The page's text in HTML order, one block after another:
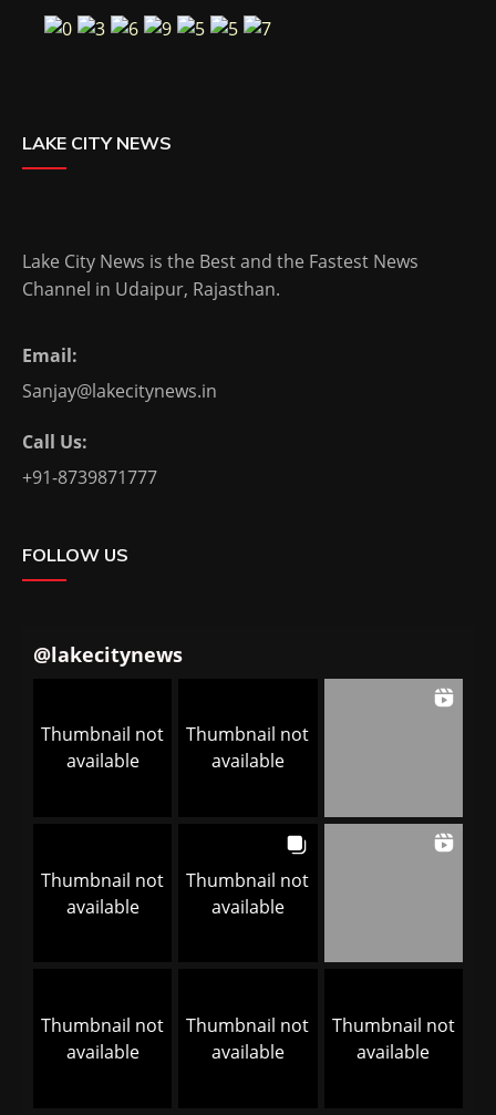
LAKE CITY NEWS
Lake City News is the Best and the Fastest News
Channel in Udaipur, Rajasthan.
Email:
Sanjay@lakecitynews.in
Call Us:
+91-8739871777
FOLLOW US
@lakecitynews
Thumbnail not
available
Thumbnail not
available
Thumbnail not
available
Thumbnail not
available
Thumbnail not
available
Thumbnail not
available
Thumbnail not
available